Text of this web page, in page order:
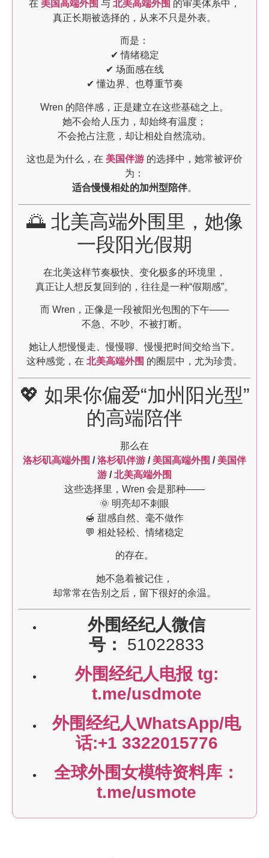
在 美国高端外围 与 北美高端外围 的审美体系中，
真正长期被选择的，从来不只是外表。
而是：
✔ 情绪稳定
✔ 场面感在线
✔ 懂边界、也尊重节奏
Wren 的陪伴感，正是建立在这些基础之上。
她不会给人压力，却始终有温度；
不会抢占注意，却让相处自然流动。
这也是为什么，在 美国伴游 的选择中，她常被评价
为：
适合慢慢相处的加州型陪伴。
🌅 北美高端外围里，她像
一段阳光假期
在北美这样节奏极快、变化极多的环境里，
真正让人想反复回到的，往往是一种“假期感”。
而 Wren，正像是一段被阳光包围的下午——
不急、不吵、不被打断。
她让人想慢慢走、慢慢聊、慢慢把时间交给当下。
这种感觉，在 北美高端外围 的圈层中，尤为珍贵。
💖 如果你偏爱“加州阳光型”
的高端陪伴
那么在
洛杉矶高端外围 /洛杉矶伴游 / 美国高端外围 / 美国伴
游 /北美高端外围
这些选择里，Wren 会是那种——
🌞 明亮却不刺眼
🍯 甜感自然、毫不做作
💬 相处轻松、情绪稳定
的存在。
她不急着被记住，
却常常在告别之后，留下很好的余温。
外围经纪人微信
号：
51022833
外围经纪人电报 tg:
t.me/usdmote
外围经纪人WhatsApp/电
话:+1 3322015776
全球外围女模特资料库：
t.me/usmote